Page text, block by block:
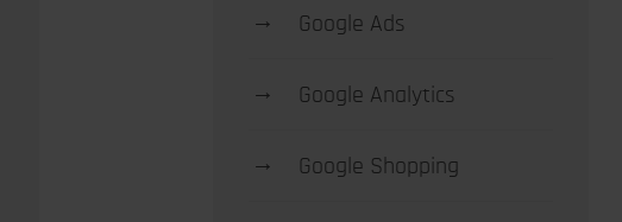
→ Google Ads
→ Google Analytics
→ Google Shopping